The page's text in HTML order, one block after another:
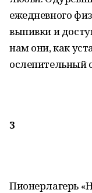
ежедневного
выпивки и
нам они, как
ослепительный
3
Пионерлагерь